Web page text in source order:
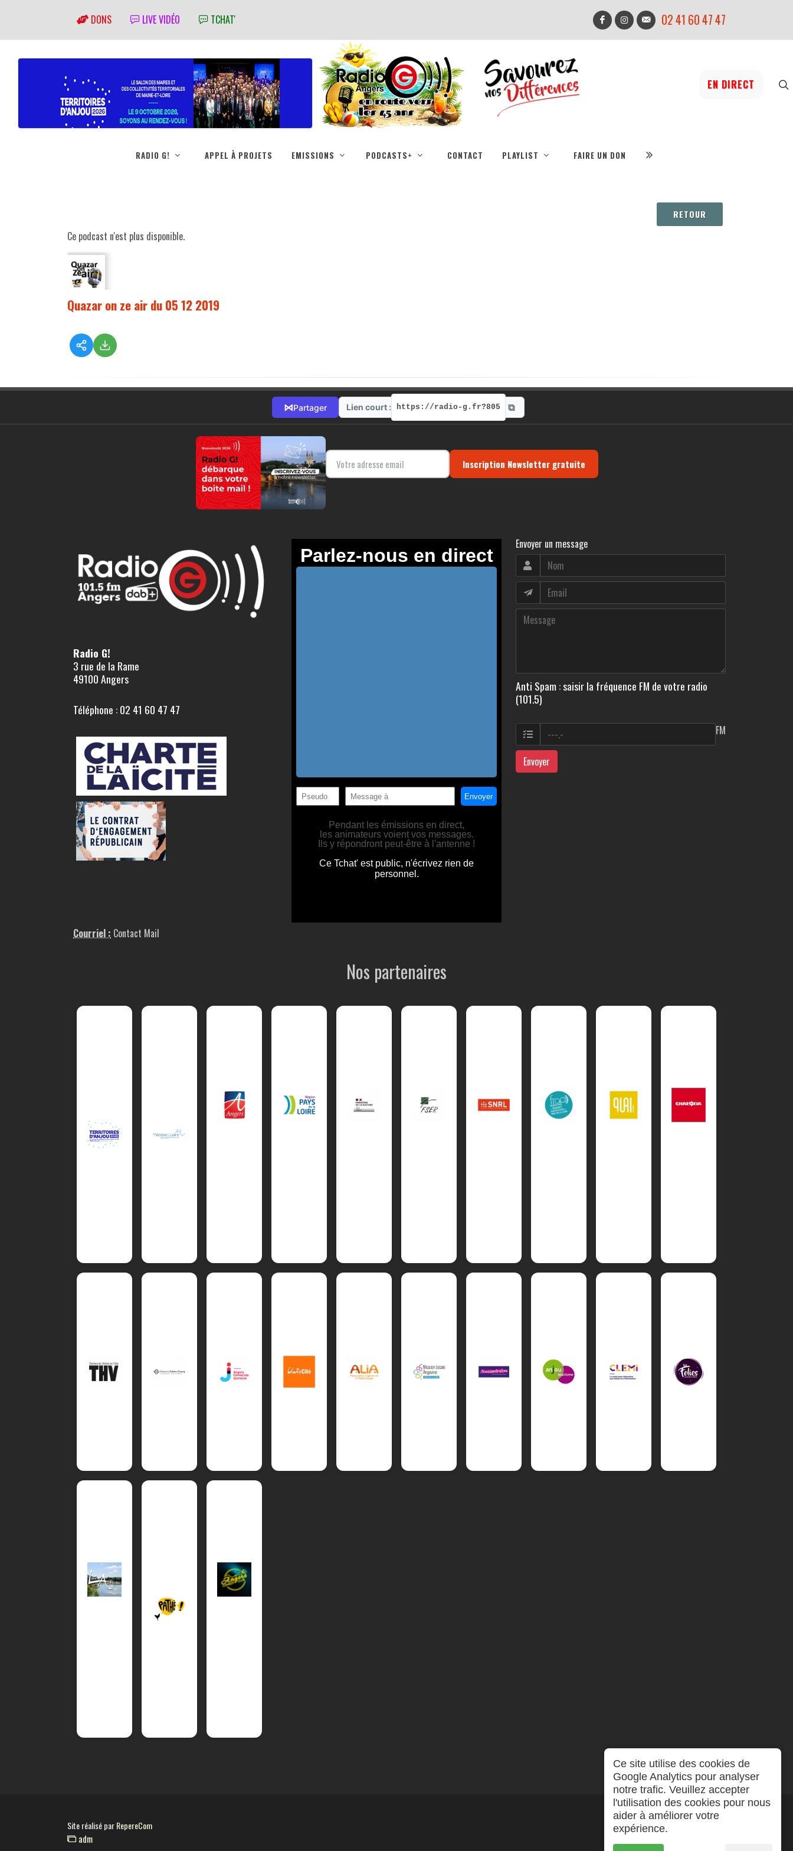
DONS LIVE VIDÉO TCHAT' 02 41 60 47 47
EN DIRECT
RADIO G! APPEL À PROJETS EMISSIONS PODCASTS+ CONTACT PLAYLIST FAIRE UN DON
RETOUR
Ce podcast n'est plus disponible.
Quazar on ze air du 05 12 2019
⋈Partager Lien court : https://radio-g.fr?805 ⧉
Inscription Newsletter gratuite
Radio G!
3 rue de la Rame
49100 Angers
Téléphone : 02 41 60 47 47
Courriel : Contact Mail
Envoyer un message
Anti Spam : saisir la fréquence FM de votre radio
(101.5)
FM
Envoyer
Nos partenaires
Site réalisé parRepereCom
adm
Ce site utilise des cookies de
Google Analytics pour analyser
notre trafic. Veuillez accepter
l'utilisation des cookies pour nous
aider à améliorer votre
expérience.